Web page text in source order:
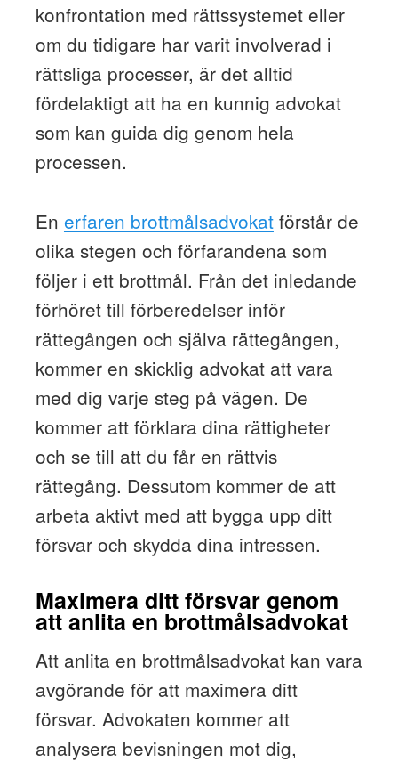
konfrontation med rättssystemet eller
om du tidigare har varit involverad i
rättsliga processer, är det alltid
fördelaktigt att ha en kunnig advokat
som kan guida dig genom hela
processen.
En erfaren brottmålsadvokatförstår de
olika stegen och förfarandena som
följer i ett brottmål. Från det inledande
förhöret till förberedelser inför
rättegången och själva rättegången,
kommer en skicklig advokat att vara
med dig varje steg på vägen. De
kommer att förklara dina rättigheter
och se till att du får en rättvis
rättegång. Dessutom kommer de att
arbeta aktivt med att bygga upp ditt
försvar och skydda dina intressen.
Maximera ditt försvar genom
att anlita en brottmålsadvokat
Att anlita en brottmålsadvokat kan vara
avgörande för att maximera ditt
försvar. Advokaten kommer att
analysera bevisningen mot dig,